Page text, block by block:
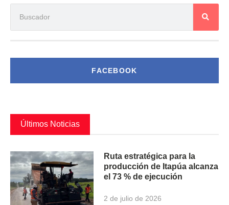
FACEBOOK
Últimos Noticias
Ruta estratégica para la
producción de Itapúa alcanza
el 73 % de ejecución
2 de julio de 2026